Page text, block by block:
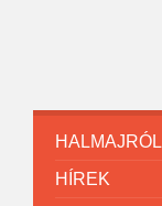
HALMAJRÓL
HÍREK